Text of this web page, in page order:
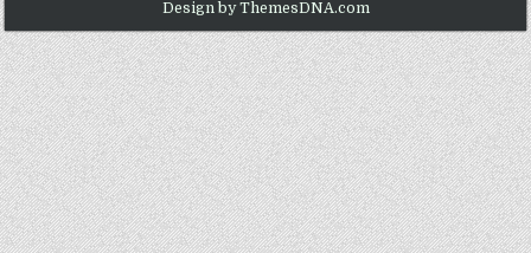
Design by ThemesDNA.com